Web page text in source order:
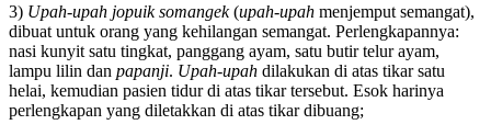
3) Upah-upah jopuik somangek(upah-upah menjemput semangat),
dibuat untuk orang yang kehilangan semangat. Perlengkapannya:
nasi kunyit satu tingkat, panggang ayam, satu butir telur ayam,
lampu lilin dan papanji. Upah-upah dilakukan di atas tikar satu
helai, kemudian pasien tidur di atas tikar tersebut. Esok harinya
perlengkapan yang diletakkan di atas tikar dibuang;